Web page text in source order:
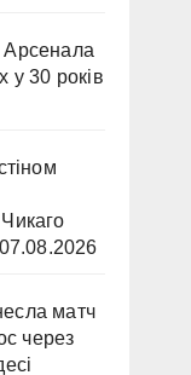
Арсенала
у 30 років
07.08.2026
матч
через